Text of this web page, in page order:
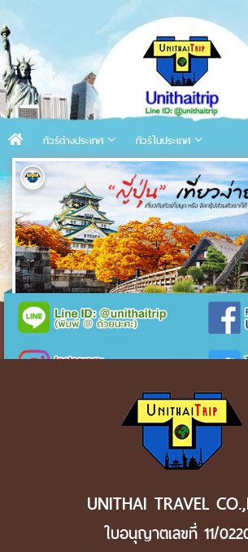
ทัวร์ต่างประเทศ ทัวร์ในประเทศ
UNITHAI TRAVEL
ใบอนุญาตเลขที่ 11/